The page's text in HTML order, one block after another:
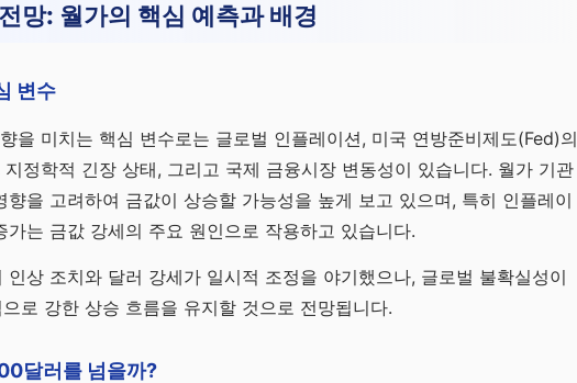
망: 월가의 핵심 예측과 배경
변수
을 미치는 핵심 변수로는 글로벌 인플레이션, 미국 연방준비제도(Fed)의
정학적 긴장 상태, 그리고 국제 금융시장 변동성이 있습니다. 월가 기관
을 고려하여 금값이 상승할 가능성을 높게 보고 있으며, 특히 인플레이
는 금값 강세의 주요 원인으로 작용하고 있습니다.
상 조치와 달러 강세가 일시적 조정을 야기했으나, 글로벌 불확실성이
로 강한 상승 흐름을 유지할 것으로 전망됩니다.
달러를 넘을까?